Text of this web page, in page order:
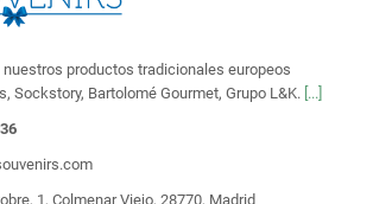
nuestros productos tradicionales europeos
Sockstory, Bartolomé Gourmet, Grupo L&K. [...]
1, Colmenar Viejo, 28770, Madrid